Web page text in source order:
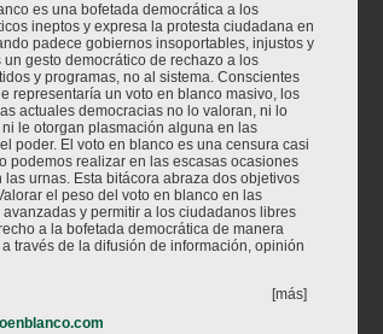
es una bofetada democrática a los
ineptos y expresa la protesta ciudadana en
padece gobiernos insoportables, injustos y
un gesto democrático de rechazo a los
y programas, no al sistema. Conscientes
representaría un voto en blanco masivo, los
actuales democracias no lo valoran, ni lo
le otorgan plasmación alguna en las
poder. El voto en blanco es una censura casi
podemos realizar en las escasas ocasiones
las urnas. Esta bitácora abraza dos objetivos
el peso del voto en blanco en las
y permitir a los ciudadanos libres
a la bofetada democrática de manera
través de la difusión de información, opinión
[más]